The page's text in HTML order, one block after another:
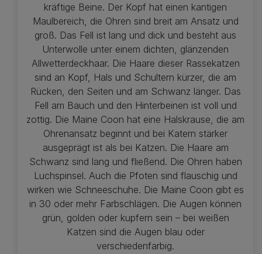
kräftige Beine. Der Kopf hat einen kantigen
Maulbereich, die Ohren sind breit am Ansatz und
groß. Das Fell ist lang und dick und besteht aus
Unterwolle unter einem dichten, glänzenden
Allwetterdeckhaar. Die Haare dieser Rassekatzen
sind an Kopf, Hals und Schultern kürzer, die am
Rücken, den Seiten und am Schwanz länger. Das
Fell am Bauch und den Hinterbeinen ist voll und
zottig. Die Maine Coon hat eine Halskrause, die am
Ohrenansatz beginnt und bei Katern stärker
ausgeprägt ist als bei Katzen. Die Haare am
Schwanz sind lang und fließend. Die Ohren haben
Luchspinsel. Auch die Pfoten sind flauschig und
wirken wie Schneeschuhe. Die Maine Coon gibt es
in 30 oder mehr Farbschlägen. Die Augen können
grün, golden oder kupfern sein – bei weißen
Katzen sind die Augen blau oder
verschiedenfarbig.